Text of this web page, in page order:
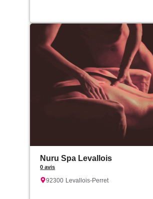
Nuru Spa Levallois
0 avis
92300 Levallois-Perret